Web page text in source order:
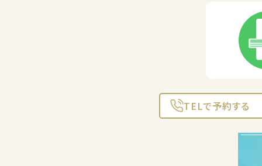
TELで予約する